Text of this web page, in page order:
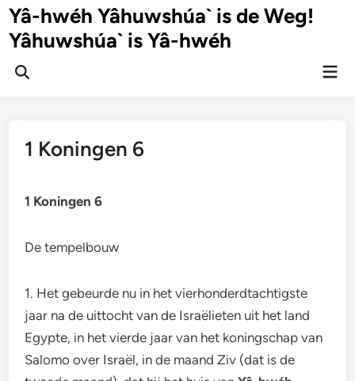
Ga
naar
inhoud
Yâ-hwéh Yâhuwshúa` is de Weg!
Yâhuwshúa` is Yâ-hwéh
Zoeken
1 Koningen 6
1 Koningen 6
De tempelbouw
1. Het gebeurde nu in het vierhonderdtachtigste
jaar na de uittocht van de Israëlieten uit het land
Egypte, in het vierde jaar van het koningschap van
Salomo over Israël, in de maand Ziv (dat is de